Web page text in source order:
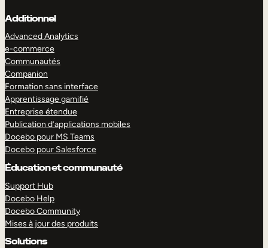
Additionnel
Advanced Analytics
e-commerce
Communautés
Companion
Formation sans interface
Apprentissage gamifié
Entreprise étendue
Publication d’applications mobiles
Docebo pour MS Teams
Docebo pour Salesforce
Éducation et communauté
Support Hub
Docebo Help
Docebo Community
Mises à jour des produits
Solutions